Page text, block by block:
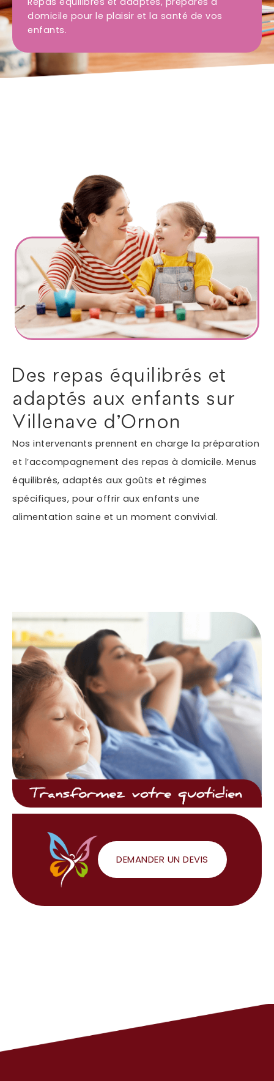
domicile pour le plaisir et la santé de vos
enfants.
Des repas équilibrés et
adaptés aux enfants sur
Villenave d'Ornon
Nos intervenants prennent en charge la préparation
et l’accompagnement des repas à domicile. Menus
équilibrés, adaptés aux goûts et régimes
spécifiques, pour offrir aux enfants une
alimentation saine et un moment convivial.
DEMANDER UN DEVIS
Ville*
Maintien à domicile
Aide ménagère
Garde d'enfants
Jardinage
Petits travaux de bricolage
Autres services
Informations supplémentaires du besoin
En soumettant ce formulaire, j'accepte que les
informations saisies soient exploitées dans le cadre
de ma demande.*